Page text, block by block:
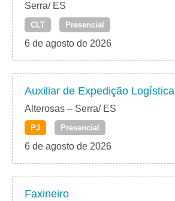
Serra/ ES
CLT Presencial
6 de agosto de 2026
Auxiliar de Expedição Logística
Alterosas – Serra/ ES
PJ Presencial
6 de agosto de 2026
Faxineiro